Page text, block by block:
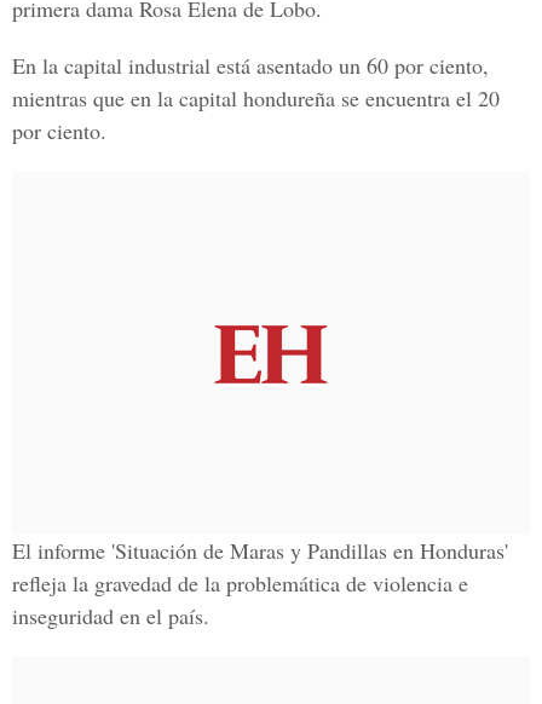
primera dama Rosa Elena de Lobo.
En la capital industrial está asentado un 60 por ciento,
mientras que en la capital hondureña se encuentra el 20
por ciento.
El informe 'Situación de Maras y Pandillas en Honduras'
refleja la gravedad de la problemática de violencia e
inseguridad en el país.